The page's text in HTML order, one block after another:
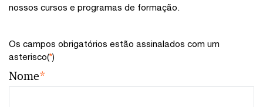
nossos cursos e programas de formação.
Os campos obrigatórios estão assinalados com um
asterisco(*)
Nome*